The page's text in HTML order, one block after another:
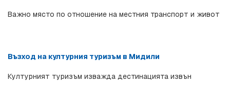
Важно място по отношение на местния транспорт и живот
Възход на културния туризъм в Мидили
Културният туризъм изважда дестинацията извън